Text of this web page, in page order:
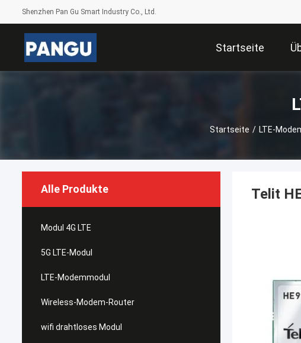
Shenzhen Pan Gu Smart Industry Co., Ltd.
Startseite
Startseite / LTE-
Alle Produkte
Modul 4G LTE
5G LTE-Modul
LTE-Modemmodul
Wireless-Modem-Router
wifi drahtloses Modul
Telit